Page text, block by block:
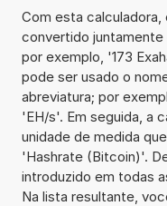
Com esta calculadora,
convertido juntamente
por exemplo, '173
pode ser usado o
abreviatura; por
'EH/s'. Em seguida, a
unidade de medida
'Hashrate (Bitcoin)'.
introduzido em todas
Na lista resultante,